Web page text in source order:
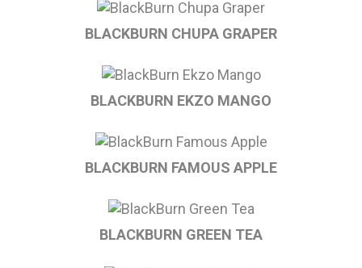
BLACKBURN CHUPA GRAPER
BLACKBURN EKZO MANGO
BLACKBURN FAMOUS APPLE
BLACKBURN GREEN TEA